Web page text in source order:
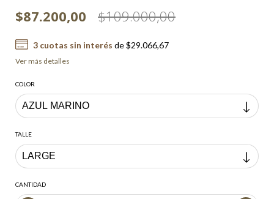
$87.200,00 $109.000,00
3cuotas sin interés de$29.066,67
Ver más detalles
COLOR
TALLE
CANTIDAD